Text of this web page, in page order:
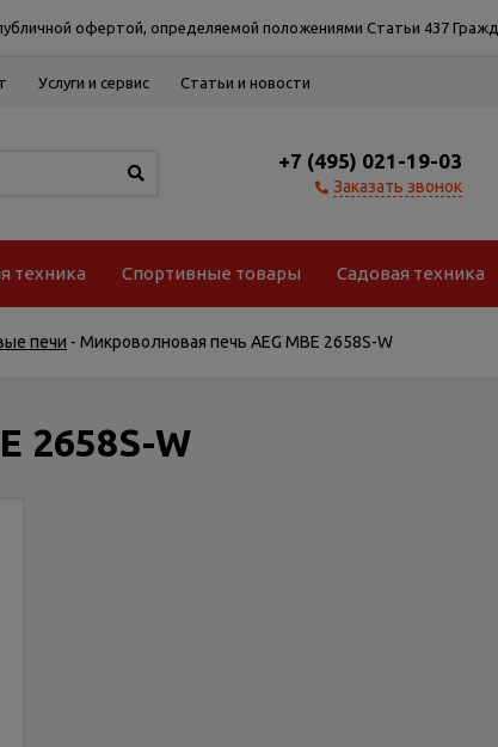
офертой, определяемой положениями Статьи 437
Услуги и сервис Статьи и новости
+7 (495) 021-19-03
Заказать звонок
техника Спортивные товары Садовая техника
печи - Микроволновая печь AEG MBE 2658S-W
2658S-W